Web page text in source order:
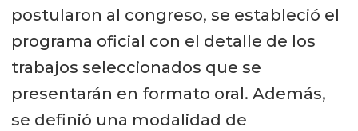
postularon al congreso, se estableció el
programa oficial con el detalle de los
trabajos seleccionados que se
presentarán en formato oral. Además,
se definió una modalidad de